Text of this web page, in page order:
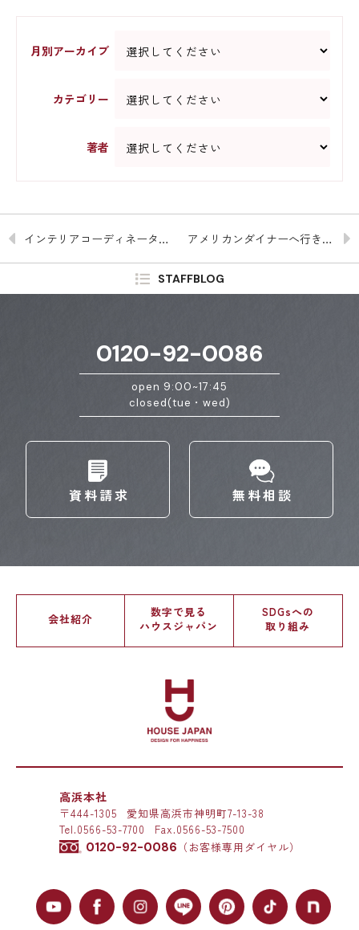
月別アーカイブ
カテゴリー
著者
インテリアコーディネーターで発表会🎉 アメリカンダイナーへ行きました
STAFFBLOG
0120-92-0086
open 9:00~17:45
closed(tue・wed)
資料請求 無料相談
会社紹介
数字で見る
ハウスジャパン
SDGsへの
取り組み
高浜本社
〒444-1305
愛知県高浜市神明町7-13-38
Tel.0566-53-7700 Fax.0566-53-7500
0120-92-0086 （お客様専用ダイヤル）